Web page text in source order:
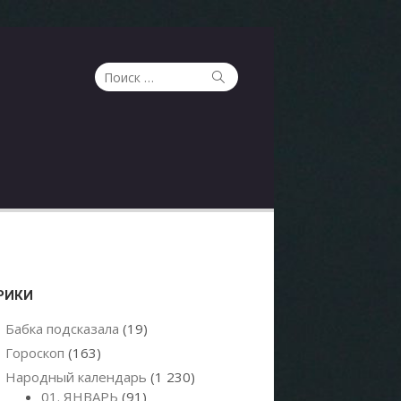
Поиск
по:
Поиск
Бабка подсказала (19)
Гороскоп (163)
Народный календарь (1 230)
01. ЯНВАРЬ (91)